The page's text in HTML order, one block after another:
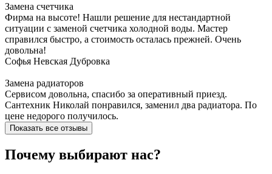
Замена счетчика
Фирма на высоте! Нашли решение для нестандартной
ситуации с заменой счетчика холодной воды. Мастер
справился быстро, а стоимость осталась прежней. Очень
довольна!
Софья Невская Дубровка
Замена радиаторов
Сервисом довольна, спасибо за оперативный приезд.
Сантехник Николай понравился, заменил два радиатора. По
цене недорого получилось.
Показать все отзывы
Почему выбирают нас?